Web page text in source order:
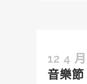
12 4 月
音樂